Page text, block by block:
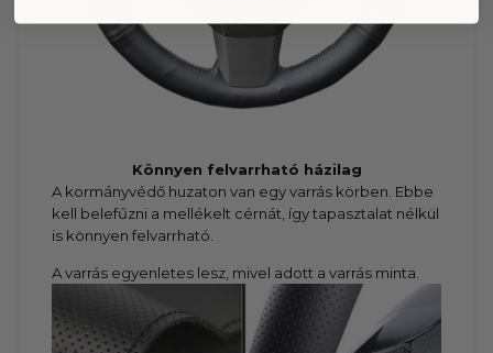
Könnyen felvarrható házilag
A kormányvédő huzaton van egy varrás körben. Ebbe
kell belefűzni a mellékelt cérnát, így tapasztalat nélkül
is könnyen felvarrható.
A varrás egyenletes lesz, mivel adott a varrás minta.